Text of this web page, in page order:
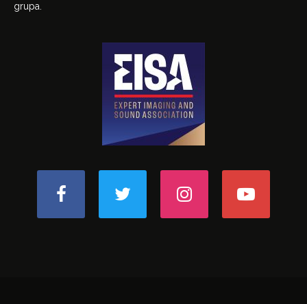
grupa.